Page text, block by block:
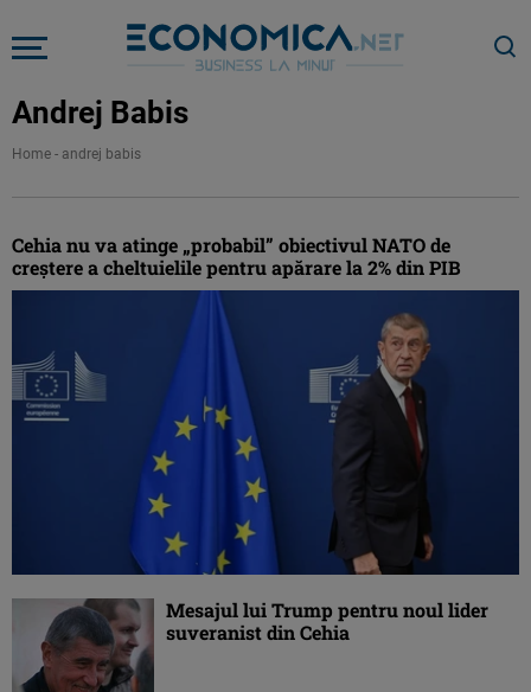
Andrej Babis
Home - andrej babis
Cehia nu va atinge „probabil” obiectivul NATO de
creştere a cheltuielile pentru apărare la 2% din PIB
Mesajul lui Trump pentru noul lider
suveranist din Cehia